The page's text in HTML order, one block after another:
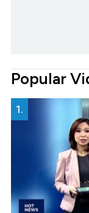
Popular
1.